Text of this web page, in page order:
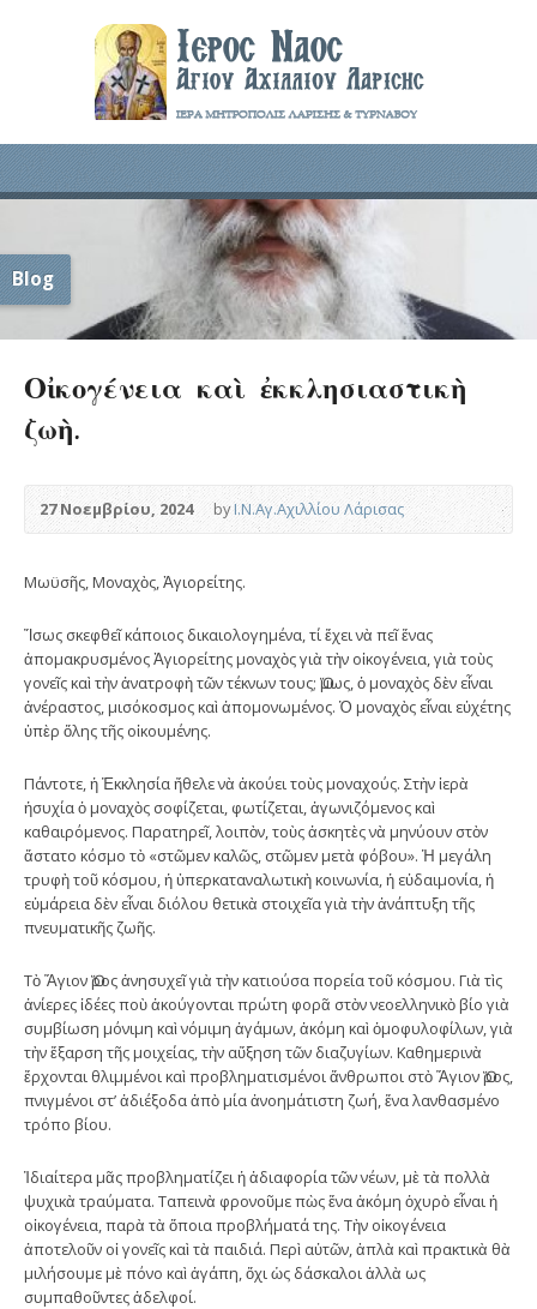
Blog
Οἰκογένεια καὶ ἐκκλησιαστικὴ
ζωὴ.
27 Νοεμβρίου, 2024 byΙ.Ν.Αγ.Αχιλλίου Λάρισας
Μωϋσῆς, Μοναχὸς, Ἁγιορείτης.
Ἴσως σκεφθεῖ κάποιος δικαιολογημένα, τί ἔχει νὰ πεῖ ἕνας
ἀπομακρυσμένος Ἁγιορείτης μοναχὸς γιὰ τὴν οἰκογένεια, γιὰ τοὺς
γονεῖς καὶ τὴν ἀνατροφὴ τῶν τέκνων τους; Ὅμως, ὁ μοναχὸς δὲν εἶναι
ἀνέραστος, μισόκοσμος καὶ ἀπομονωμένος. Ὁ μοναχὸς εἶναι εὐχέτης
ὑπὲρ ὅλης τῆς οἰκουμένης.
Πάντοτε, ἡ Ἐκκλησία ἤθελε νὰ ἀκούει τοὺς μοναχούς. Στὴν ἱερὰ
ἡσυχία ὁ μοναχὸς σοφίζεται, φωτίζεται, ἀγωνιζόμενος καὶ
καθαιρόμενος. Παρατηρεῖ, λοιπὸν, τοὺς ἀσκητὲς νὰ μηνύουν στὸν
ἄστατο κόσμο τὸ «στῶμεν καλῶς, στῶμεν μετὰ φόβου». Ἡ μεγάλη
τρυφὴ τοῦ κόσμου, ἡ ὑπερκαταναλωτικὴ κοινωνία, ἡ εὐδαιμονία, ἡ
εὐμάρεια δὲν εἶναι διόλου θετικὰ στοιχεῖα γιὰ τὴν ἀνάπτυξη τῆς
πνευματικῆς ζωῆς.
Τὸ Ἅγιον Ὅρος ἀνησυχεῖ γιὰ τὴν κατιούσα πορεία τοῦ κόσμου. Γιὰ τὶς
ἀνίερες ἰδέες ποὺ ἀκούγονται πρώτη φορᾶ στὸν νεοελληνικὸ βίο γιὰ
συμβίωση μόνιμη καὶ νόμιμη ἀγάμων, ἀκόμη καὶ ὁμοφυλοφίλων, γιὰ
τὴν ἔξαρση τῆς μοιχείας, τὴν αὔξηση τῶν διαζυγίων. Καθημερινὰ
ἔρχονται θλιμμένοι καὶ προβληματισμένοι ἄνθρωποι στὸ Ἅγιον Ὅρος,
πνιγμένοι στ’ ἀδιέξοδα ἀπὸ μία ἀνοημάτιστη ζωή, ἕνα λανθασμένο
τρόπο βίου.
Ἰδιαίτερα μᾶς προβληματίζει ἡ ἀδιαφορία τῶν νέων, μὲ τὰ πολλὰ
ψυχικὰ τραύματα. Ταπεινὰ φρονοῦμε πὼς ἕνα ἀκόμη ὀχυρὸ εἶναι ἡ
οἰκογένεια, παρὰ τὰ ὅποια προβλήματά της. Τὴν οἰκογένεια
ἀποτελοῦν οἱ γονεῖς καὶ τὰ παιδιά. Περὶ αὐτῶν, ἁπλὰ καὶ πρακτικὰ θὰ
μιλήσουμε μὲ πόνο καὶ ἀγάπη, ὄχι ὡς δάσκαλοι ἀλλὰ ως
συμπαθοῦντες ἀδελφοί.